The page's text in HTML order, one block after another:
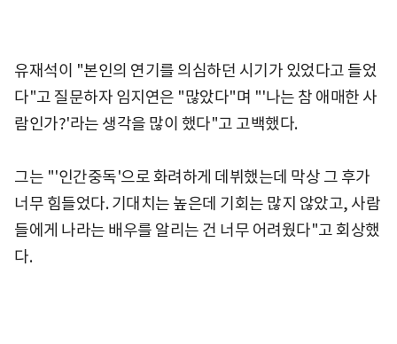
유재석이 "본인의 연기를 의심하던 시기가 있었다고 들었
다"고 질문하자 임지연은 "많았다"며 "'나는 참 애매한 사
람인가?'라는 생각을 많이 했다"고 고백했다.
그는 "'인간중독'으로 화려하게 데뷔했는데 막상 그 후가
너무 힘들었다. 기대치는 높은데 기회는 많지 않았고, 사람
들에게 나라는 배우를 알리는 건 너무 어려웠다"고 회상했
다.